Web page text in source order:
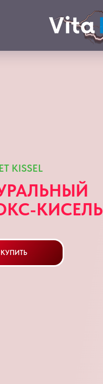
КИСЕЛЬ
KISSEL
КУПИТЬ